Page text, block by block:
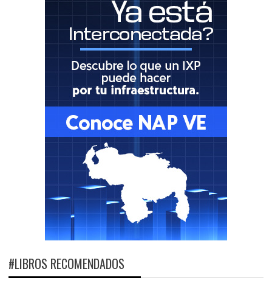
#LIBROS RECOMENDADOS